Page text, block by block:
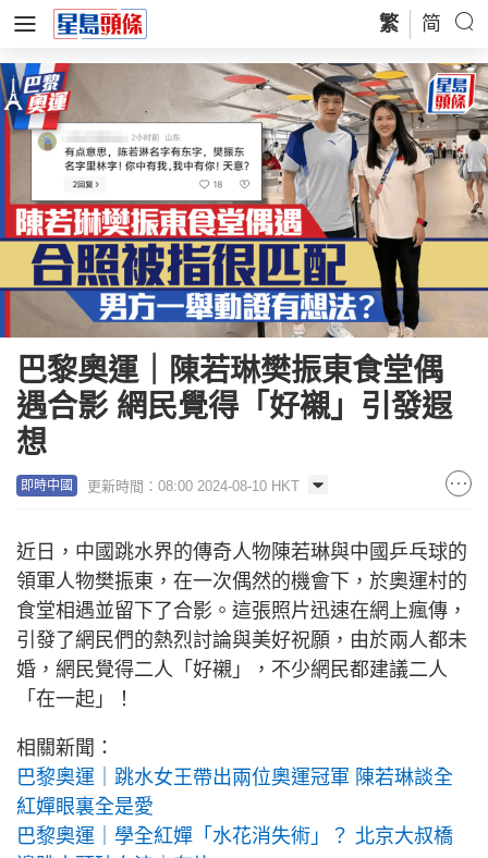
繁 简
巴黎奧運｜陳若琳樊振東食堂偶
遇合影 網民覺得「好襯」引發遐
想
即時中國 更新時間：08:00 2024-08-10 HKT
近日，中國跳水界的傳奇人物陳若琳與中國乒乓球的
領軍人物樊振東，在一次偶然的機會下，於奧運村的
食堂相遇並留下了合影。這張照片迅速在網上瘋傳，
引發了網民們的熱烈討論與美好祝願，由於兩人都未
婚，網民覺得二人「好襯」，不少網民都建議二人
「在一起」！
相關新聞：
巴黎奧運｜跳水女王帶出兩位奧運冠軍 陳若琳談全
紅嬋眼裏全是愛
巴黎奧運｜學全紅嬋「水花消失術」？ 北京大叔橋